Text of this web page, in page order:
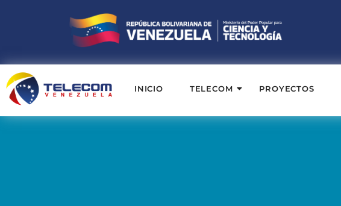
INICIO TELECOM PROYECTOS